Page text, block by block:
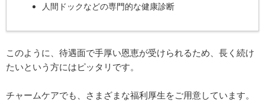
人間ドックなどの専門的な健康診断
このように、待遇面で手厚い恩恵が受けられるため、長く続け
たいという方にはピッタリです。
チャームケアでも、さまざまな福利厚生をご用意しています。